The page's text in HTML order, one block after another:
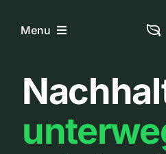
InhaltMenu
Home
Über uns